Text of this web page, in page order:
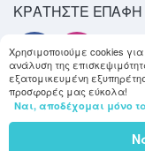
ΚΡΑΤΉΣΤΕ ΕΠΑΦΉ
Χρησιμοποιούμε cookies
ανάλυση της
εξατομικευμένη
προσφορές μας εύκολα!
Ναι, αποδέχομαι μόνο